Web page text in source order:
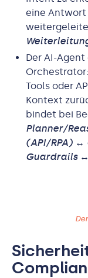
eine Antwort
Der AI-
Tools oder
Kontext
bindet bei
Planner/
(API/RPA)
Guardrails